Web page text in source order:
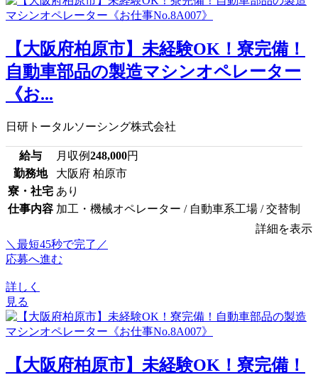
【大阪府柏原市】未経験OK！寮完備！
自動車部品の製造マシンオペレーター
《お...
日研トータルソーシング株式会社
給与 月収例248,000円
勤務地
大阪府 柏原市
寮・社宅 あり
仕事内容 加工・機械オペレーター / 自動車系工場 / 交替制
詳細を表示
＼最短45秒で完了／
応募へ進む
詳しく
見る
【大阪府柏原市】未経験OK！寮完備！